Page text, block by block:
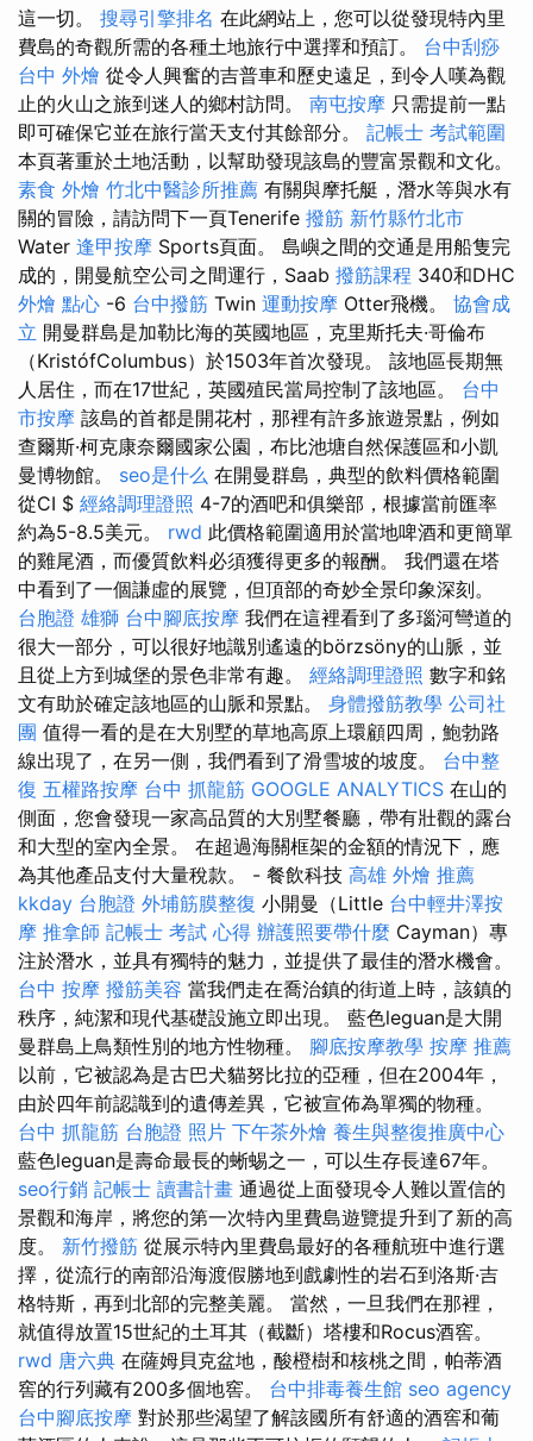
這一切。 搜尋引擎排名 在此網站上，您可以從發現特內里
費島的奇觀所需的各種土地旅行中選擇和預訂。 台中刮痧
台中 外燴 從令人興奮的吉普車和歷史遠足，到令人嘆為觀
止的火山之旅到迷人的鄉村訪問。 南屯按摩 只需提前一點
即可確保它並在旅行當天支付其餘部分。 記帳士 考試範圍
本頁著重於土地活動，以幫助發現該島的豐富景觀和文化。
素食 外燴 竹北中醫診所推薦 有關與摩托艇，潛水等與水有
關的冒險，請訪問下一頁Tenerife 撥筋 新竹縣竹北市
Water 逢甲按摩 Sports頁面。 島嶼之間的交通是用船隻完
成的，開曼航空公司之間運行，Saab 撥筋課程 340和DHC
外燴 點心 -6 台中撥筋 Twin 運動按摩 Otter飛機。 協會成
立 開曼群島是加勒比海的英國​​地區，克里斯托夫·哥倫布
（KristófColumbus）於1503年首次發現。 該地區長期無
人居住，而在17世紀，英國殖民當局控制了該地區。 台中
市按摩 該島的首都是開花村，那裡有許多旅遊景點，例如
查爾斯·柯克康奈爾國家公園，布比池塘自然保護區和小凱
曼博物館。 seo是什么 在開曼群島，典型的飲料價格範圍
從CI $ 經絡調理證照 4-7的酒吧和俱樂部，根據當前匯率
約為5-8.5美元。 rwd 此價格範圍適用於當地啤酒和更簡單
的雞尾酒，而優質飲料必須獲得更多的報酬。 我們還在塔
中看到了一個謙虛的展覽，但頂部的奇妙全景印象深刻。
台胞證 雄獅 台中腳底按摩 我們在這裡看到了多瑙河彎道的
很大一部分，可以很好地識別遙遠的börzsöny的山脈，並
且從上方到城堡的景色非常有趣。 經絡調理證照 數字和銘
文有助於確定該地區的山脈和景點。 身體撥筋教學 公司社
團 值得一看的是在大別墅的草地高原上環顧四周，鮑勃路
線出現了，在另一側，我們看到了滑雪坡的坡度。 台中整
復 五權路按摩 台中 抓龍筋 GOOGLE ANALYTICS 在山的
側面​​，您會發現一家高品質的大別墅餐廳，帶有壯觀的露台
和大型的室內全景。 在超過海關框架的金額的情況下，應
為其他產品支付大量稅款。 - 餐飲科技 高雄 外燴 推薦
kkday 台胞證 外埔筋膜整復 小開曼（Little 台中輕井澤按
摩 推拿師 記帳士 考試 心得 辦護照要帶什麼 Cayman）專
注於潛水，並具有獨特的魅力，並提供了最佳的潛水機會。
台中 按摩 撥筋美容 當我們走在喬治鎮的街道上時，該鎮的
秩序，純潔和現代基礎設施立即出現。 藍色leguan是大開
曼群島上鳥類性別的地方性物種。 腳底按摩教學 按摩 推薦
以前，它被認為是古巴犬貓努比拉的亞種，但在2004年，
由於四年前認識到的遺傳差異，它被宣佈為單獨的物種。
台中 抓龍筋 台胞證 照片 下午茶外燴 養生與整復推廣中心
藍色leguan是壽命最長的蜥蜴之一，可以生存長達67年。
seo行銷 記帳士 讀書計畫 通過從上面發現令人難以置信的
景觀和海岸，將您的第一次特內里費島遊覽提升到了新的高
度。 新竹撥筋 從展示特內里費島最好的各種航班中進行選
擇，從流行的南部沿海渡假勝地到戲劇性的岩石到洛斯·吉
格特斯，再到北部的完整美麗。 當然，一旦我們在那裡，
就值得放置15世紀的土耳其（截斷）塔樓和Rocus酒窖。
rwd 唐六典 在薩姆貝克盆地，酸橙樹和核桃之間，帕蒂酒
窖的行列藏有200多個地窖。 台中排毒養生館 seo agency
台中腳底按摩 對於那些渴望了解該國所有舒適的酒窖和葡